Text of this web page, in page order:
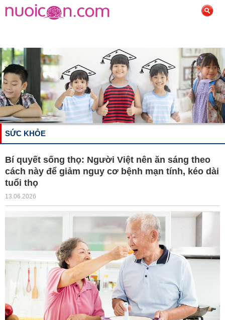
SỨC KHỎE
Bí quyết sống thọ: Người Việt nên ăn sáng theo
cách này để giảm nguy cơ bệnh mạn tính, kéo dài
tuổi thọ
13.06.2026